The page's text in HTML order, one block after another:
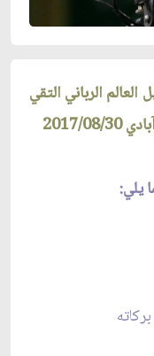
الرباني التقي
08/30
يلي: